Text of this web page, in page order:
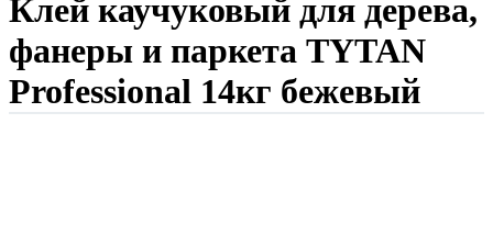
Клей каучуковый для дерева,
фанеры и паркета TYTAN
Professional 14кг бежевый